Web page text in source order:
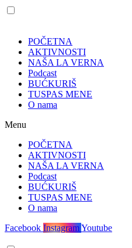
POČETNA
AKTIVNOSTI
NAŠA LA VERNA
Podcast
BUĆKURIŠ
TUSPAS MENE
O nama
Menu
POČETNA
AKTIVNOSTI
NAŠA LA VERNA
Podcast
BUĆKURIŠ
TUSPAS MENE
O nama
Facebook InstagramYoutube